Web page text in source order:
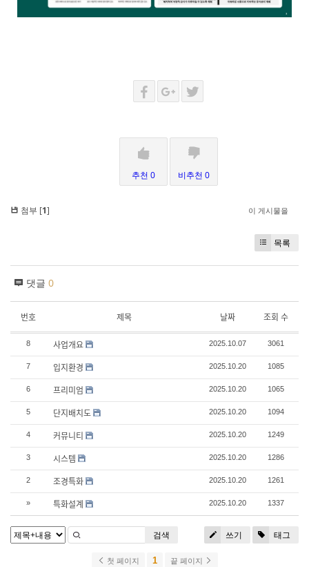
추천 0 비추천 0
첨부 [1] 이 게시물을
목록
댓글 0
번호 제목 날짜 조회 수
8 사업개요 2025.10.07 3061
7 입지환경 2025.10.20 1085
6 프리미엄 2025.10.20 1065
5 단지배치도 2025.10.20 1094
4 커뮤니티 2025.10.20 1249
3 시스템 2025.10.20 1286
2 조경특화 2025.10.20 1261
» 특화설계 2025.10.20 1337
쓰기 태그
검색
첫 페이지 1 끝 페이지